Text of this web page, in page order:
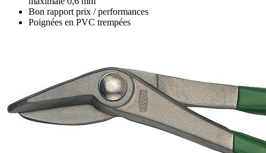
Bon rapport prix / performances
Poignées en PVC trempées